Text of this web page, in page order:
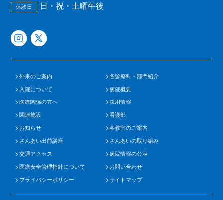
休診日 日・祝・土曜午後
外来のご案内
各診療科・部門紹介
入院について
病院概要
医療関係の方へ
採用情報
関連施設
看護部
お知らせ
各教室のご案内
さんあい出前講座
さんあいの取り組み
交通アクセス
病院情報の公表
医療安全管理指針について
お問い合わせ
プライバシーポリシー
サイトマップ